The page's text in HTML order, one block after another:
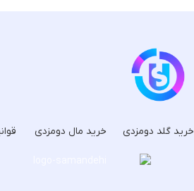
خرید گلد دومزدی خرید مال دومزدی